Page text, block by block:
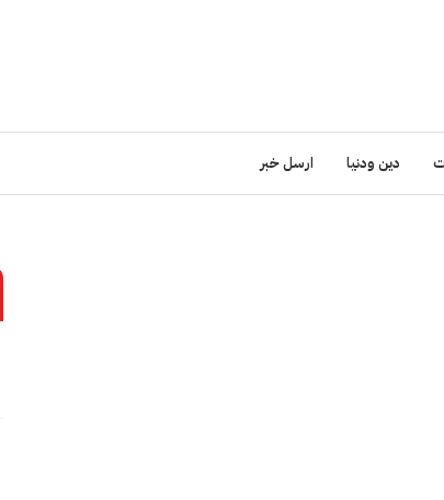
دين ودنيا ارسل خبر